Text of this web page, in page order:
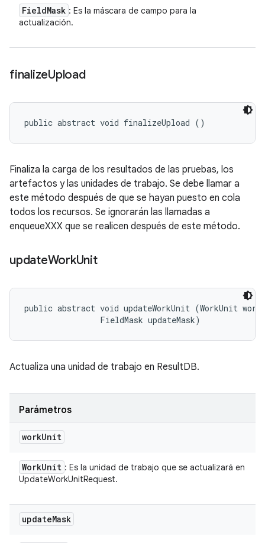
FieldMask : Es la máscara de campo para la
actualización.
finalizeUpload
public abstract void finalizeUpload ()
Finaliza la carga de los resultados de las pruebas, los
artefactos y las unidades de trabajo. Se debe llamar a
este método después de que se hayan puesto en cola
todos los recursos. Se ignorarán las llamadas a
enqueueXXX que se realicen después de este método.
updateWorkUnit
public abstract void updateWorkUnit (WorkUnit
                FieldMask updateMask)
Actualiza una unidad de trabajo en ResultDB.
Parámetros
workUnit
WorkUnit : Es la unidad de trabajo que se actualizará en
UpdateWorkUnitRequest.
updateMask